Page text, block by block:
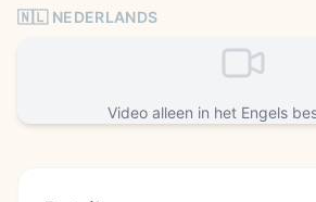
🇳🇱 NEDERLANDS
Video alleen in het Engels